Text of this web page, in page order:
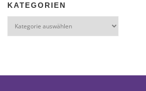
KATEGORIEN